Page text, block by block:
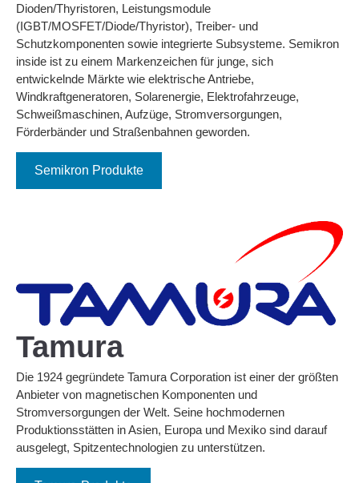
Dioden/Thyristoren, Leistungsmodule
(IGBT/MOSFET/Diode/Thyristor), Treiber- und
Schutzkomponenten sowie integrierte Subsysteme. Semikron
inside ist zu einem Markenzeichen für junge, sich
entwickelnde Märkte wie elektrische Antriebe,
Windkraftgeneratoren, Solarenergie, Elektrofahrzeuge,
Schweißmaschinen, Aufzüge, Stromversorgungen,
Förderbänder und Straßenbahnen geworden.
Semikron Produkte
Tamura
Die 1924 gegründete Tamura Corporation ist einer der größten
Anbieter von magnetischen Komponenten und
Stromversorgungen der Welt. Seine hochmodernen
Produktionsstätten in Asien, Europa und Mexiko sind darauf
ausgelegt, Spitzentechnologien zu unterstützen.